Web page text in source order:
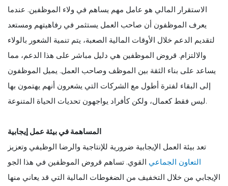
الاستقرار المالي هو عامل مهم يساهم في ولاء الموظفين. عندما
يعرف الموظفون أن صاحب العمل يستثمر في رفاهيتهم ومستعد
لتقديم الدعم خلال الأوقات المالية الصعبة، يتم تنمية الشعور بالولاء
والالتزام. قروض الموظفين هي دليل مباشر على هذا الدعم، مما
يساعد على بناء الثقة بين الموظف وصاحب العمل. يميل الموظفون
إلى البقاء لفترة أطول مع الشركات التي يشعرون أنهم يهتمون بها
ليس فقط كعمال، ولكن كأفراد يواجهون تحديات الحياة المتنوعة.
المساهمة في بيئة عمل إيجابية
تعد بيئة العمل الإيجابية ضرورية للإنتاجية والرضا الوظيفي وتعزيز
التعاون الجماعي القوي. تساهم قروض الموظفين في هذا الجو
الإيجابي من خلال التخفيف من الضغوطات المالية التي قد يعاني منها